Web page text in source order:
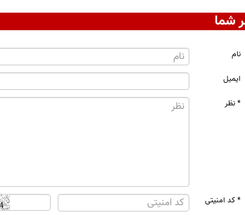
شما
نام
ایمیل
* نظر
* کد امنیتی